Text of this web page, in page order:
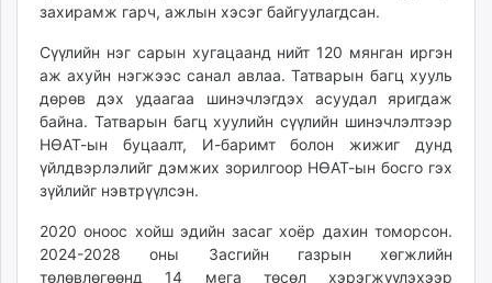
fact.mn
itoim.mn
tumen.mn
shuum.mn
times.mn
tvmongolia.mn
mass.mn
assa.mn
toim.mn
захирамж гарч, ажлын хэсэг байгуулагдсан.
Сүүлийн нэг сарын хугацаанд нийт 120 мянган иргэн
аж ахуйн нэгжээс санал авлаа. Татварын багц хууль
дөрөв дэх удаагаа шинэчлэгдэх асуудал яригдаж
байна. Татварын багц хуулийн сүүлийн шинэчлэлтээр
НӨАТ-ын буцаалт, И-баримт болон жижиг дунд
үйлдвэрлэлийг дэмжих зорилгоор НӨАТ-ын босго гэх
зүйлийг нэвтрүүлсэн.
2020 оноос хойш эдийн засаг хоёр дахин томорсон.
2024-2028 оны Засгийн газрын хөгжлийн
төлөвлөгөөнд 14 мега төсөл хэрэгжүүлэхээр